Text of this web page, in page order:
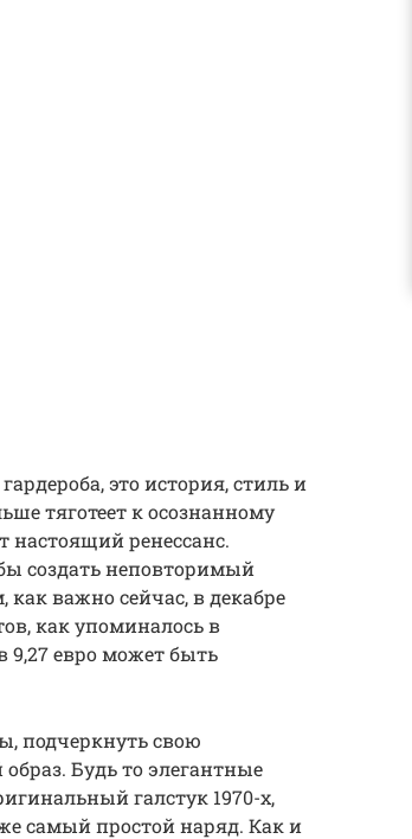
это история, стиль и
тяготеет к осознанному
настоящий ренессанс.
создать неповторимый
важно сейчас, в декабре
как упоминалось в
9,27 евро может быть
подчеркнуть свою
Будь то элегантные
галстук 1970-х,
самый простой наряд. Как и